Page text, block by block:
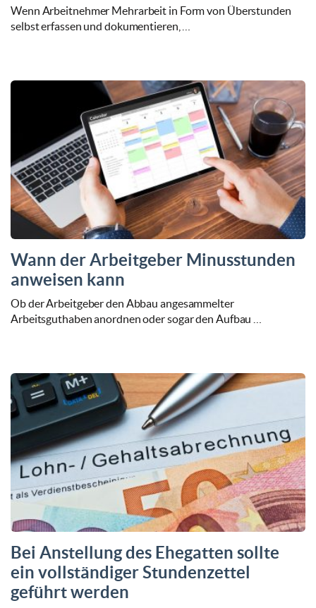
Wenn Arbeitnehmer Mehrarbeit in Form von Überstunden
selbst erfassen und dokumentieren, …
Wann der Arbeitgeber Minusstunden
anweisen kann
Ob der Arbeitgeber den Abbau angesammelter
Arbeitsguthaben anordnen oder sogar den Aufbau …
Bei Anstellung des Ehegatten sollte
ein vollständiger Stundenzettel
geführt werden